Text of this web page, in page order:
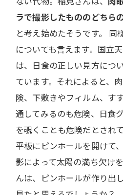
ラで撮影したもののどちら
と考え始めたそうです。 同
についても言えます。国立
は、日食の正しい見方につ
ています。それによると、
険、下敷きやフィルム、す
通してみるのも危険、日食
を覗くことも危険だとされ
平板にピンホールを開けて
影によって太陽の満ち欠け
んは、ピンホールが作り出